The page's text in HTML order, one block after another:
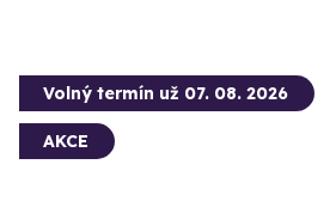
Volný termín už 07. 08. 2026
AKCE